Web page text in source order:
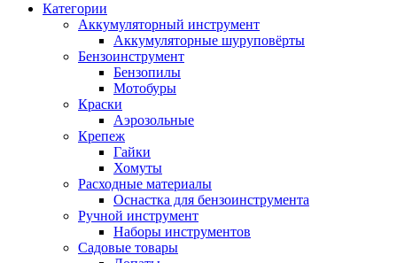
Категории
Аккумуляторный инструмент
Аккумуляторные шуруповёрты
Бензоинструмент
Бензопилы
Мотобуры
Краски
Аэрозольные
Крепеж
Гайки
Хомуты
Расходные материалы
Оснастка для бензоинструмента
Ручной инструмент
Наборы инструментов
Садовые товары